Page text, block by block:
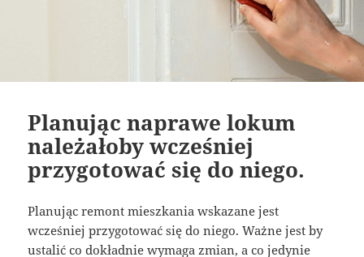
Planując naprawe lokum
należałoby wcześniej
przygotować się do niego.
Planując remont mieszkania wskazane jest
wcześniej przygotować się do niego. Ważne jest by
ustalić co dokładnie wymaga zmian, a co jedynie